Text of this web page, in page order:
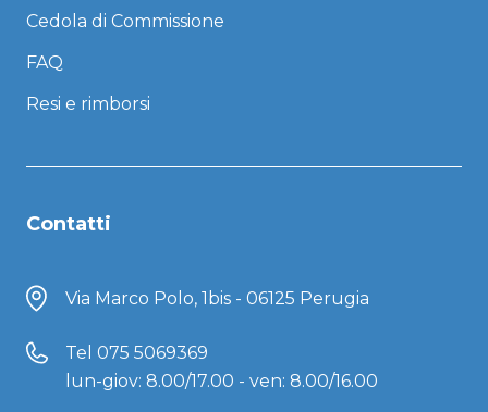
Cedola di Commissione
FAQ
Resi e rimborsi
Contatti
Via Marco Polo, 1bis - 06125 Perugia
Tel 075 5069369
lun-giov: 8.00/17.00 - ven: 8.00/16.00